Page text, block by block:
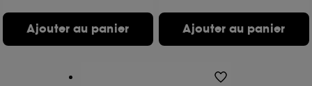
Ajouter au panier Ajouter au panier